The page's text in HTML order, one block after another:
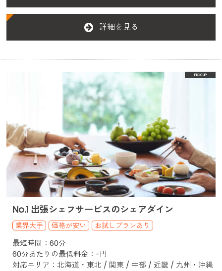
詳細を見る
No.1 出張シェフサービスのシェアダイン
業界大手 価格が安い お試しプランあり
最短時間：60分
60分あたりの最低料金：-円
対応エリア：北海道・東北 / 関東 / 中部 / 近畿 / 九州・沖縄